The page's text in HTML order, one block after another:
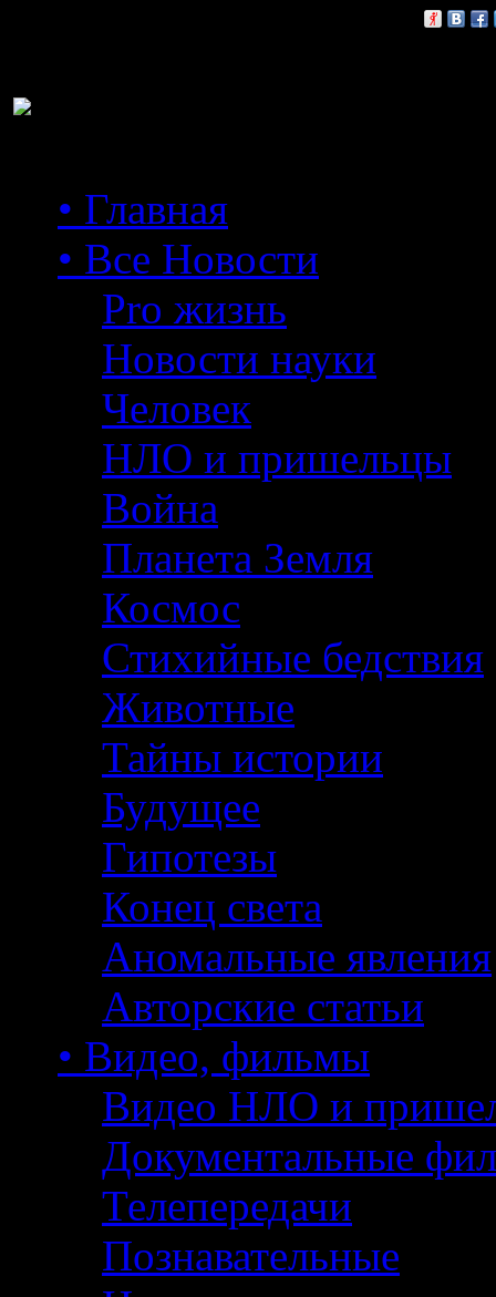
• Главная
• Все Новости
Pro жизнь
Новости науки
Человек
НЛО и пришельцы
Война
Планета Земля
Космос
Стихийные бедствия
Животные
Тайны истории
Будущее
Гипотезы
Конец света
Аномальные явления
Авторские статьи
• Видео, фильмы
Видео НЛО и
Документальные
Телепередачи
Познавательные